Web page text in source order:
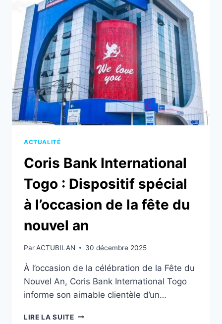
D’OFFRIR
ET
LE
BONHEUR
DE
PARTAGER
AVEC
SES
CLIENTS
ACTUALITÉ
Coris Bank International
Togo : Dispositif spécial
à l’occasion de la fête du
nouvel an
ParACTUBILAN 30 décembre 2025
À l’occasion de la célébration de la Fête du
Nouvel An, Coris Bank International Togo
informe son aimable clientèle d’un…
LIRE LA SUITECORIS